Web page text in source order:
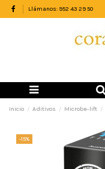
Llámanos: 952 43 29 50
Inicio Aditivos Microbe-lift
-15%